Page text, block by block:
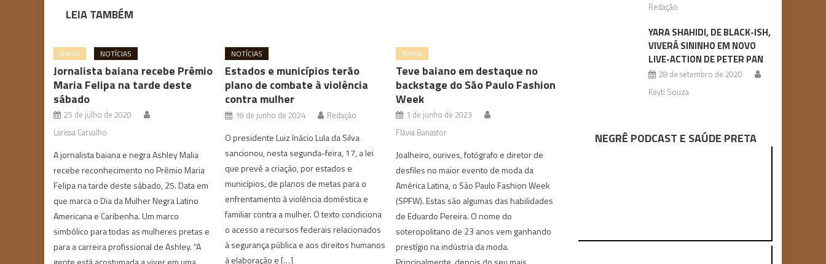
LEIA TAMBÉM
BAHIA NOTÍCIAS
Jornalista baiana recebe Prêmio
Maria Felipa na tarde deste
sábado
25 de julho de 2020
Larissa Carvalho
A jornalista baiana e negra Ashley Malia
recebe reconhecimento no Prêmio Maria
Felipa na tarde deste sábado, 25. Data em
que marca o Dia da Mulher Negra Latino
Americana e Caribenha. Um marco
simbólico para todas as mulheres pretas e
para a carreira profissional de Ashley. “A
NOTÍCIAS
Estados e municípios terão
plano de combate à violência
contra mulher
19 de junho de 2024 Redação
O presidente Luiz Inácio Lula da Silva
sancionou, nesta segunda-feira, 17, a lei
que prevê a criação, por estados e
municípios, de planos de metas para o
enfrentamento à violência doméstica e
familiar contra a mulher. O texto condiciona
o acesso a recursos federais relacionados
à segurança pública e aos direitos humanos
à elaboração e […]
BAHIA
Teve baiano em destaque no
backstage do São Paulo Fashion
Week
1 de junho de 2023
Flávia Banastor
Joalheiro, ourives, fotógrafo e diretor de
desfiles no maior evento de moda da
América Latina, o São Paulo Fashion Week
(SPFW). Estas são algumas das habilidades
de Eduardo Pereira. O nome do
soteropolitano de 23 anos vem ganhando
prestígio na indústria da moda.
Redação
YARA SHAHIDI, DE BLACK-ISH,
VIVERÁ SININHO EM NOVO
LIVE-ACTION DE PETER PAN
28 de setembro de 2020
Keyti Souza
NEGRÊ PODCAST E SAÚDE PRETA